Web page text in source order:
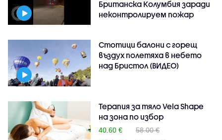
Британска Колумбия заради
неконтролируем пожар
Стотици балони с горещ
въздух полетяха в небето
над Бристол (ВИДЕО)
Терапия за тяло Vela Shape
на зона по избор
40.60 €
58.00 €